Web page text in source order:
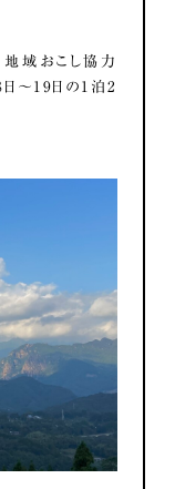
域おこし協力
～19日の1泊2